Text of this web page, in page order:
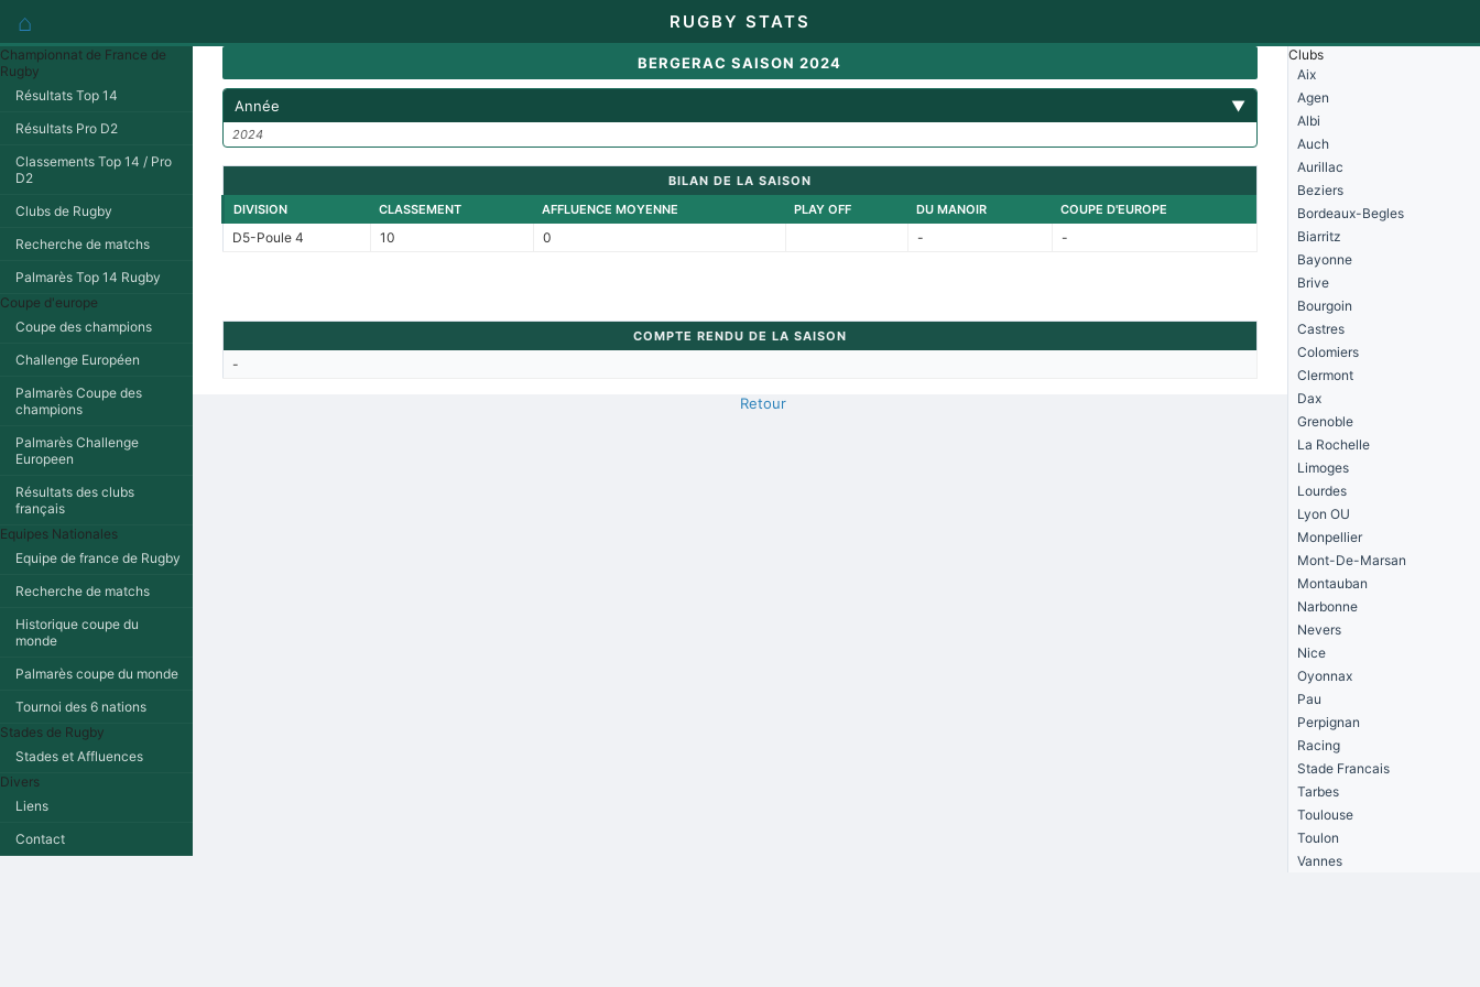
⌂ RUGBY STATS
Championnat de France de
Rugby
Résultats Top 14
Résultats Pro D2
Classements Top 14 / Pro
D2
Clubs de Rugby
Recherche de matchs
Palmarès Top 14 Rugby
Coupe d'europe
Coupe des champions
Challenge Européen
Palmarès Coupe des
champions
Palmarès Challenge
Europeen
Résultats des clubs
français
Equipes Nationales
Equipe de france de Rugby
Recherche de matchs
Historique coupe du
monde
Palmarès coupe du monde
Tournoi des 6 nations
Stades de Rugby
Stades et Affluences
Divers
Liens
Contact
BERGERAC SAISON 2024
Année ▼
2024
BILAN DE LA SAISON
DIVISION
CLASSEMENT AFFLUENCE MOYENNE PLAY OFF DU MANOIR COUPE D'EUROPE
D5-Poule 4 10 0 - -
COMPTE RENDU DE LA SAISON
-
Retour
Clubs
Aix
Agen
Albi
Auch
Aurillac
Beziers
Bordeaux-Begles
Biarritz
Bayonne
Brive
Bourgoin
Castres
Colomiers
Clermont
Dax
Grenoble
La Rochelle
Limoges
Lourdes
Lyon OU
Monpellier
Mont-De-Marsan
Montauban
Narbonne
Nevers
Nice
Oyonnax
Pau
Perpignan
Racing
Stade Francais
Tarbes
Toulouse
Toulon
Vannes